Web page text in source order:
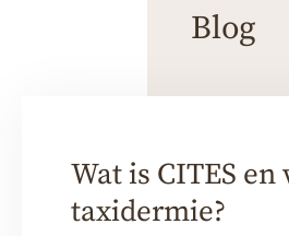
Blog
Wat is CITES
taxidermie?